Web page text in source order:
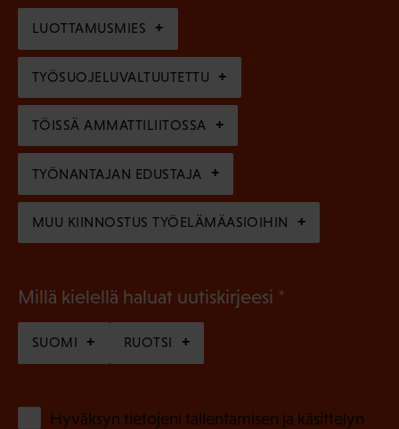
)
i
n
e
n
)
l
i
n
e
n
)
LUOTTAMUSMIES
TYÖSUOJELUVALTUUTETTU
TÖISSÄ AMMATTILIITOSSA
TYÖNANTAJAN EDUSTAJA
MUU KIINNOSTUS TYÖELÄMÄASIOIHIN
Millä kielellä haluat uutiskirjeesi
o
SUOMI RUOTSI
Hyväksyn tietojeni tallentamisen ja käsittelyn